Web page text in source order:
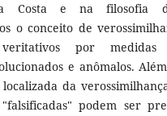
Costa e na filosofia
o conceito de
veritativos por
e anômalos.
da
podem ser